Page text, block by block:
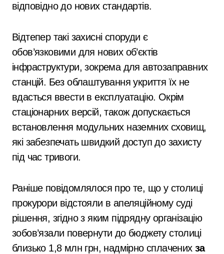
відповідно до нових стандартів.
Відтепер такі захисні споруди є
обов’язковими для нових об’єктів
інфраструктури, зокрема для автозаправних
станцій. Без облаштування укриття їх не
вдасться ввести в експлуатацію. Окрім
стаціонарних версій, також допускається
встановлення модульних наземних сховищ,
які забезпечать швидкий доступ до захисту
під час тривоги.
Раніше повідомлялося про те, що у столиці
прокурори відстояли в апеляційному суді
рішення, згідно з яким підрядну організацію
зобов’язали повернути до бюджету столиці
близько 1,8 млн грн, надмірно сплачених за